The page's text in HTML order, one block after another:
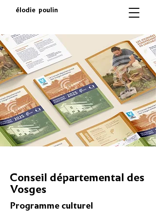
élodie poulin
Conseil départemental des
Vosges
Programme culturel